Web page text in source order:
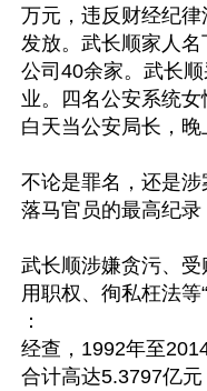
万元，违反财经纪
发放。武长顺家人
公司40余家。武长
业。四名公安系统
白天当公安局长，晚
不论是罪名，还是
落马官员的最高纪录
武长顺涉嫌贪污、
用职权、徇私枉法等
：
经查，1992年至
合计高达5.3797亿